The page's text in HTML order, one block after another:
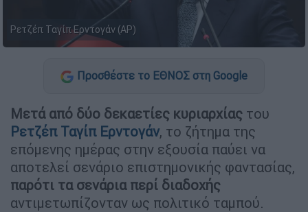
Ρετζέπ Ταγίπ Ερντογάν (AP)
Προσθέστε το ΕΘΝΟΣ στη Google
Μετά από δύο δεκαετίες κυριαρχίας του
Ρετζέπ Ταγίπ Ερντογάν, το ζήτημα της
επόμενης ημέρας στην εξουσία παύει να
αποτελεί σενάριο επιστημονικής φαντασίας,
παρότι τα σενάρια περί διαδοχής
αντιμετωπίζονταν ως πολιτικό ταμπού.